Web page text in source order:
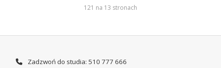
121 na 13 stronach
Zadzwoń do studia: 510 777 666